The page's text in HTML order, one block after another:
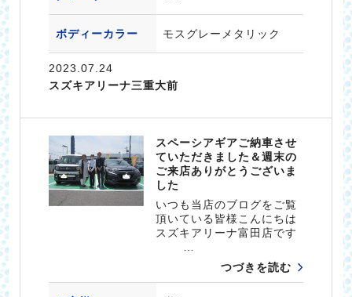
ボディーカラー モスグレーメタリック
2023.07.24
スズキアリーナ三重大前
スペーシアギアご納車させ
ていただきました＆週末の
ご来店ありがとうございま
した
いつも当店のブログをご覧
頂いている皆様こんにちは
スズキアリーナ富田店です
つづきを読む